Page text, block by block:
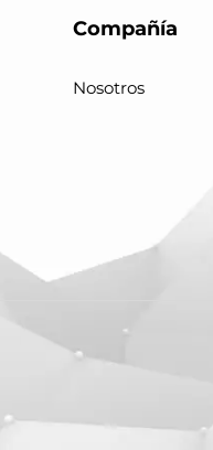
Compañía
Nosotros